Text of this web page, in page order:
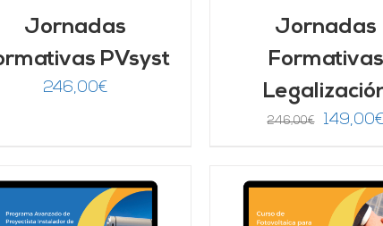
Jornadas
PVsyst
246,00€
Jornadas
Formativas
246,00€
El
era:
149,00€